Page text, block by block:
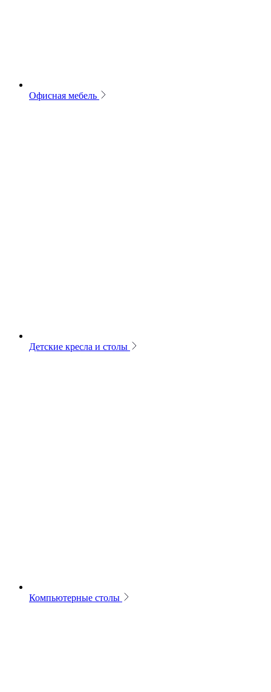
Офисная мебель
Детские кресла и столы
Компьютерные столы